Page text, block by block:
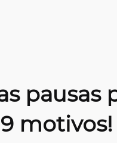
pausas
motivos!